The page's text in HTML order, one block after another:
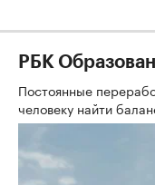
РБК
Постоянные
человеку найти